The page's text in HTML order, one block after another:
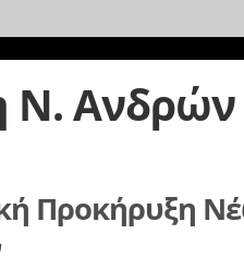
Ν. Ανδρών
Προκήρυξη